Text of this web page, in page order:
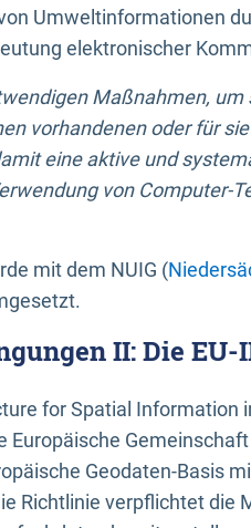
Umweltinformationen
elektronischer
Maßnahmen,
vorhandenen oder für
eine aktive und
von Computer-
mit dem NUIG (
II: Die
for Spatial Information
Europäische
Geodaten-Basis
Richtlinie verpflichtet die